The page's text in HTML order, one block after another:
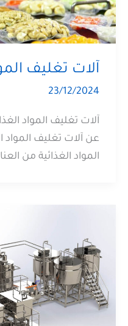
آلات تغليف
23/12/2024
آلات تغليف المواد
عن آلات تغليف المواد
المواد الغذائية من